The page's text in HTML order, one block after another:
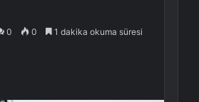
0 0 1 dakika okuma süresi